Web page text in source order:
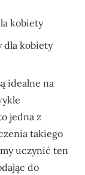
dla kobiety
idealne na
jedna z
takiego
uczynić ten
do